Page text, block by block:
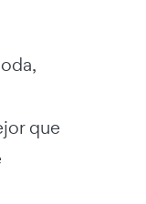
que